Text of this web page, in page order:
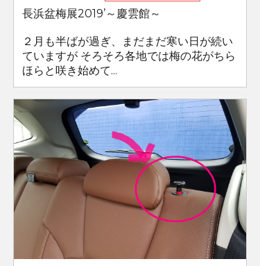
長浜盆梅展2019’～慶雲館～
２月も半ばが過ぎ、まだまだ寒い日が続い
ていますが そろそろ各地では梅の花がちら
ほらと咲き始めて...